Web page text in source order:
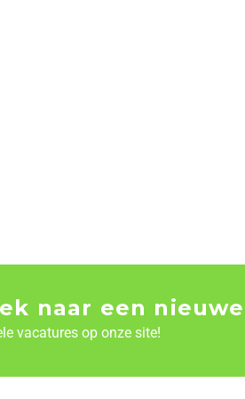
naar een
vacatures op onze site!